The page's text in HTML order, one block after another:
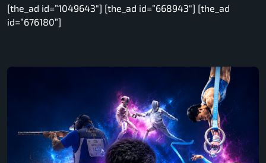
[the_ad id=”1049643″] [the_ad id=”668943″] [the_ad
id=”676180”]